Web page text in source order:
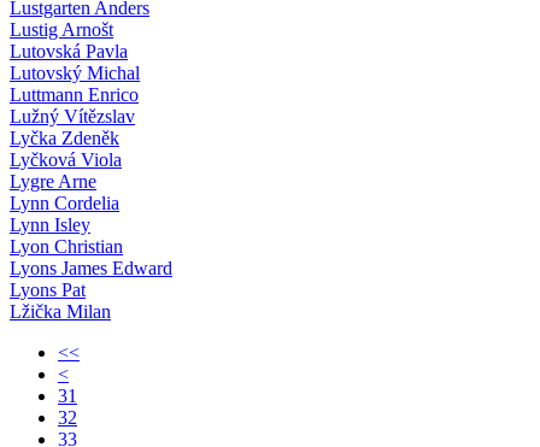
Lustgarten Anders
Lustig Arnošt
Lutovská Pavla
Lutovský Michal
Luttmann Enrico
Lužný Vítězslav
Lyčka Zdeněk
Lyčková Viola
Lygre Arne
Lynn Cordelia
Lynn Isley
Lyon Christian
Lyons James Edward
Lyons Pat
Lžička Milan
<<
<
31
32
33